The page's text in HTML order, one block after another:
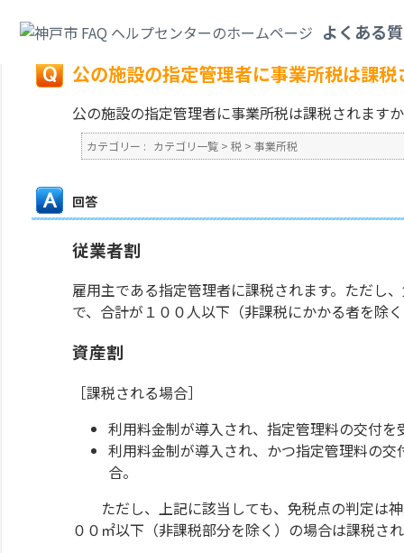
よくある
戻る
公の施設の指定管理者に事業所税は課税
公の施設の指定管理者に事業所税は課税されますか
カテゴリー : カテゴリ一覧 > 税 > 事業所税
回答
従業者割
雇用主である指定管理者に課税されます。ただし
で、合計が１００人以下（非課税にかかる者を除
資産割
［課税される場合］
利用料金制が導入され、指定管理料の交付を
利用料金制が導入され、かつ指定管理料の
合。
ただし、上記に該当しても、免税点の判定は神
００㎡以下（非課税部分を除く）の場合は課税さ